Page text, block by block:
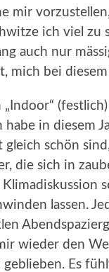
mir
ich viel zu
auch nur
mich bei
in diesem
schön
die sich in
lassen.
wieder den
Es